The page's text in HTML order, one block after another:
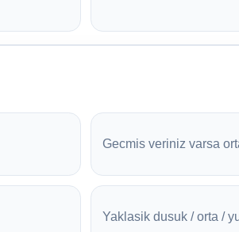
Gecmis veriniz varsa
Yaklasik dusuk / orta /